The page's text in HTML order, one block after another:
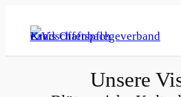
Inhalt
Unsere